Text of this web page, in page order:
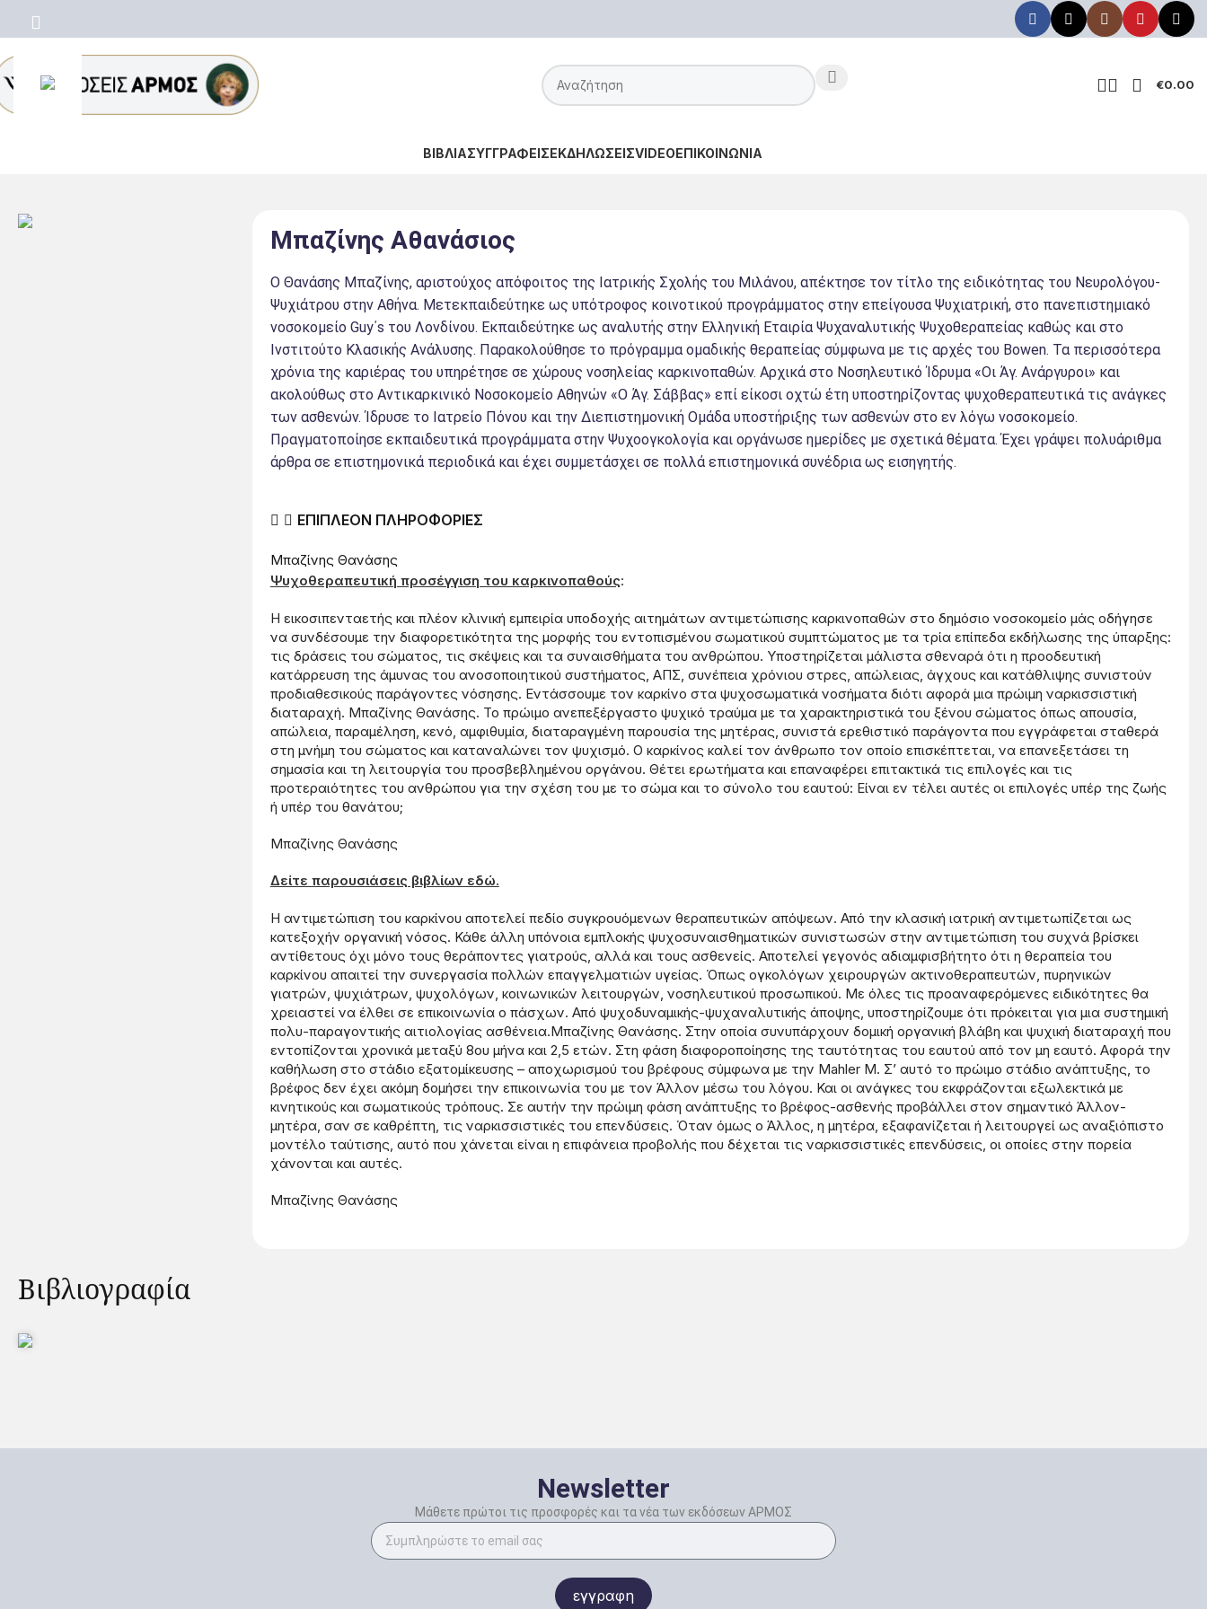
€0.00
ΒΙΒΛΙΑΣΥΓΓΡΑΦΕΙΣΕΚΔΗΛΩΣΕΙΣVIDEOΕΠΙΚΟΙΝΩΝΙΑ
Μπαζίνης Αθανάσιος
Ο Θανάσης Μπαζίνης, αριστούχος απόφοιτος της Ιατρικής Σχολής του Μιλάνου, απέκτησε τον τίτλο της ειδικότητας του Νευρολόγου-
Ψυχιάτρου στην Αθήνα. Μετεκπαιδεύτηκε ως υπότροφος κοινοτικού προγράμματος στην επείγουσα Ψυχιατρική, στο πανεπιστημιακό
νοσοκομείο Guy΄s του Λονδίνου. Εκπαιδεύτηκε ως αναλυτής στην Ελληνική Εταιρία Ψυχαναλυτικής Ψυχοθεραπείας καθώς και στο
Ινστιτούτο Κλασικής Ανάλυσης. Παρακολούθησε το πρόγραμμα ομαδικής θεραπείας σύμφωνα με τις αρχές του Bowen. Τα περισσότερα
χρόνια της καριέρας του υπηρέτησε σε χώρους νοσηλείας καρκινοπαθών. Αρχικά στο Νοσηλευτικό Ίδρυμα «Οι Άγ. Ανάργυροι» και
ακολούθως στο Αντικαρκινικό Νοσοκομείο Αθηνών «Ο Άγ. Σάββας» επί είκοσι οχτώ έτη υποστηρίζοντας ψυχοθεραπευτικά τις ανάγκες
των ασθενών. Ίδρυσε το Ιατρείο Πόνου και την Διεπιστημονική Ομάδα υποστήριξης των ασθενών στο εν λόγω νοσοκομείο.
Πραγματοποίησε εκπαιδευτικά προγράμματα στην Ψυχοογκολογία και οργάνωσε ημερίδες με σχετικά θέματα. Έχει γράψει πολυάριθμα
άρθρα σε επιστημονικά περιοδικά και έχει συμμετάσχει σε πολλά επιστημονικά συνέδρια ως εισηγητής.
ΕΠΙΠΛΕΟΝ ΠΛΗΡΟΦΟΡΙΕΣ
Μπαζίνης Θανάσης
Ψυχοθεραπευτική προσέγγιση του καρκινοπαθούς:
Η εικοσιπενταετής και πλέον κλινική εμπειρία υποδοχής αιτημάτων αντιμετώπισης καρκινοπαθών στο δημόσιο νοσοκομείο μάς οδήγησε
να συνδέσουμε την διαφορετικότητα της μορφής του εντοπισμένου σωματικού συμπτώματος με τα τρία επίπεδα εκδήλωσης της ύπαρξης:
τις δράσεις του σώματος, τις σκέψεις και τα συναισθήματα του ανθρώπου. Υποστηρίζεται μάλιστα σθεναρά ότι η προοδευτική
κατάρρευση της άμυνας του ανοσοποιητικού συστήματος, ΑΠΣ, συνέπεια χρόνιου στρες, απώλειας, άγχους και κατάθλιψης συνιστούν
προδιαθεσικούς παράγοντες νόσησης. Εντάσσουμε τον καρκίνο στα ψυχοσωματικά νοσήματα διότι αφορά μια πρώιμη ναρκισσιστική
διαταραχή. Μπαζίνης Θανάσης. Το πρώιμο ανεπεξέργαστο ψυχικό τραύμα με τα χαρακτηριστικά του ξένου σώματος όπως απουσία,
απώλεια, παραμέληση, κενό, αμφιθυμία, διαταραγμένη παρουσία της μητέρας, συνιστά ερεθιστικό παράγοντα που εγγράφεται σταθερά
στη μνήμη του σώματος και καταναλώνει τον ψυχισμό. Ο καρκίνος καλεί τον άνθρωπο τον οποίο επισκέπτεται, να επανεξετάσει τη
σημασία και τη λειτουργία του προσβεβλημένου οργάνου. Θέτει ερωτήματα και επαναφέρει επιτακτικά τις επιλογές και τις
προτεραιότητες του ανθρώπου για την σχέση του με το σώμα και το σύνολο του εαυτού: Είναι εν τέλει αυτές οι επιλογές υπέρ της ζωής
ή υπέρ του θανάτου;
Μπαζίνης Θανάσης
Δείτε παρουσιάσεις βιβλίων εδώ.
Η αντιμετώπιση του καρκίνου αποτελεί πεδίο συγκρουόμενων θεραπευτικών απόψεων. Από την κλασική ιατρική αντιμετωπίζεται ως
κατεξοχήν οργανική νόσος. Κάθε άλλη υπόνοια εμπλοκής ψυχοσυναισθηματικών συνιστωσών στην αντιμετώπιση του συχνά βρίσκει
αντίθετους όχι μόνο τους θεράποντες γιατρούς, αλλά και τους ασθενείς. Αποτελεί γεγονός αδιαμφισβήτητο ότι η θεραπεία του
καρκίνου απαιτεί την συνεργασία πολλών επαγγελματιών υγείας. Όπως ογκολόγων χειρουργών ακτινοθεραπευτών, πυρηνικών
γιατρών, ψυχιάτρων, ψυχολόγων, κοινωνικών λειτουργών, νοσηλευτικού προσωπικού. Με όλες τις προαναφερόμενες ειδικότητες θα
χρειαστεί να έλθει σε επικοινωνία ο πάσχων. Από ψυχοδυναμικής-ψυχαναλυτικής άποψης, υποστηρίζουμε ότι πρόκειται για μια συστημική
πολυ-παραγοντικής αιτιολογίας ασθένεια.Μπαζίνης Θανάσης. Στην οποία συνυπάρχουν δομική οργανική βλάβη και ψυχική διαταραχή που
εντοπίζονται χρονικά μεταξύ 8ου μήνα και 2,5 ετών. Στη φάση διαφοροποίησης της ταυτότητας του εαυτού από τον μη εαυτό. Αφορά την
καθήλωση στο στάδιο εξατομίκευσης – αποχωρισμού του βρέφους σύμφωνα με την Mahler Μ. Σ’ αυτό το πρώιμο στάδιο ανάπτυξης, το
βρέφος δεν έχει ακόμη δομήσει την επικοινωνία του με τον Άλλον μέσω του λόγου. Και οι ανάγκες του εκφράζονται εξωλεκτικά με
κινητικούς και σωματικούς τρόπους. Σε αυτήν την πρώιμη φάση ανάπτυξης το βρέφος-ασθενής προβάλλει στον σημαντικό Άλλον-
μητέρα, σαν σε καθρέπτη, τις ναρκισσιστικές του επενδύσεις. Όταν όμως ο Άλλος, η μητέρα, εξαφανίζεται ή λειτουργεί ως αναξιόπιστο
μοντέλο ταύτισης, αυτό που χάνεται είναι η επιφάνεια προβολής που δέχεται τις ναρκισσιστικές επενδύσεις, οι οποίες στην πορεία
χάνονται και αυτές.
Μπαζίνης Θανάσης
Βιβλιογραφία
Newsletter
Μάθετε πρώτοι τις προσφορές και τα νέα των εκδόσεων ΑΡΜΟΣ
εγγραφη